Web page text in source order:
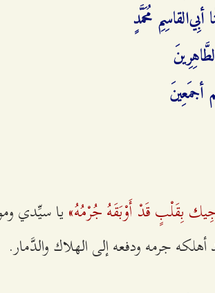
مُحَمَّدٍ
أجمَعِينَ‌
بِقَلْبٍ قَدْ أَوْبَقَهُ جُرْمُهُ» يا سيِّدي
جرمه ودفعه إلى الهلاك والدَّمار.